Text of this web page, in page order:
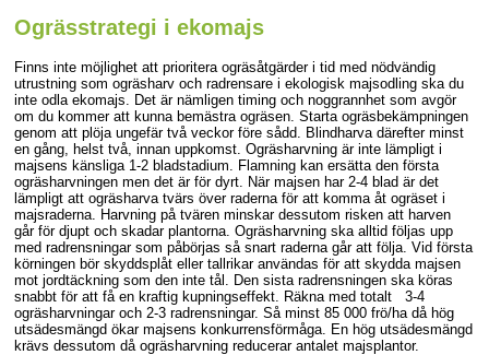
Ogrässtrategi i ekomajs
Finns inte möjlighet att prioritera ogräsåtgärder i tid med nödvändig
utrustning som ogräsharv och radrensare i ekologisk majsodling ska du
inte odla ekomajs. Det är nämligen timing och noggrannhet som avgör
om du kommer att kunna bemästra ogräsen. Starta ogräsbekämpningen
genom att plöja ungefär två veckor före sådd. Blindharva därefter minst
en gång, helst två, innan uppkomst. Ogräsharvning är inte lämpligt i
majsens känsliga 1-2 bladstadium. Flamning kan ersätta den första
ogräsharvningen men det är för dyrt. När majsen har 2-4 blad är det
lämpligt att ogräsharva tvärs över raderna för att komma åt ogräset i
majsraderna. Harvning på tvären minskar dessutom risken att harven
går för djupt och skadar plantorna. Ogräsharvning ska alltid följas upp
med radrensningar som påbörjas så snart raderna går att följa. Vid första
körningen bör skyddsplåt eller tallrikar användas för att skydda majsen
mot jordtäckning som den inte tål. Den sista radrensningen ska köras
snabbt för att få en kraftig kupningseffekt. Räkna med totalt 3-4
ogräsharvningar och 2-3 radrensningar. Så minst 85 000 frö/ha då hög
utsädesmängd ökar majsens konkurrensförmåga. En hög utsädesmängd
krävs dessutom då ogräsharvning reducerar antalet majsplantor.